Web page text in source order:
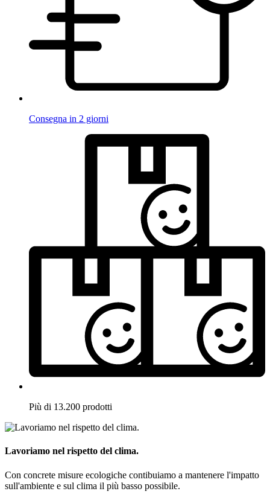
Consegna in 2 giorni
Più di 13.200 prodotti
Lavoriamo nel rispetto del clima.
Con concrete misure ecologiche contibuiamo a mantenere l'impatto
sull'ambiente e sul clima il più basso possibile.